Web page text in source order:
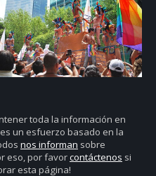
toda la información en
un esfuerzo basado en la
nos informan sobre
eso, por favorcontáctenos si
esta página!